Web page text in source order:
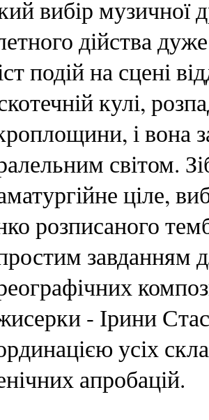
вибір музичної
дійства
подій на сцені
кулі,
і вона
світом.
ціле,
розписаного
завданням
- Ірини
усіх
апробацій.